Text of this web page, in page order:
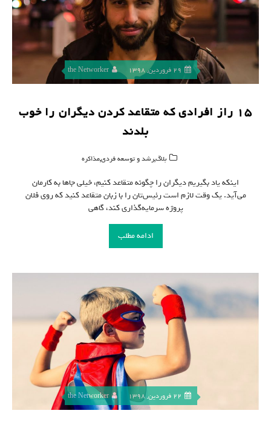
29 فروردین, 1398 the Networker
۱۵ راز افرادی که متقاعد کردن دیگران را خوب
بلدند
بلاگ,رشد و توسعه فردی,مذاکره
اینکه یاد بگیریم دیگران را چگونه متقاعد کنیم، خیلی‌ جاها به کارمان
می‌آید. یک وقت لازم است رئیس‌تان را با زبان متقاعد کنید که روی فلان
پروژه سرمایه‌گذاری کند، گاهی
ادامه مطلب
22 فروردین, 1398 the Networker